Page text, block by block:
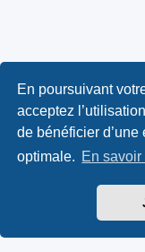
En poursuivant
acceptez
de bénéficier
optimale. En